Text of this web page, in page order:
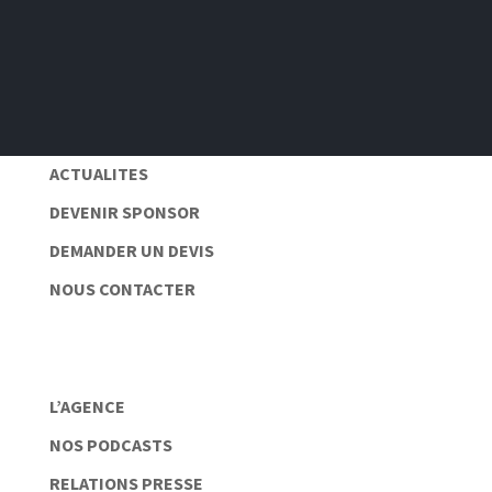
ACTUALITES
DEVENIR SPONSOR
DEMANDER UN DEVIS
NOUS CONTACTER
L’AGENCE
NOS PODCASTS
RELATIONS PRESSE